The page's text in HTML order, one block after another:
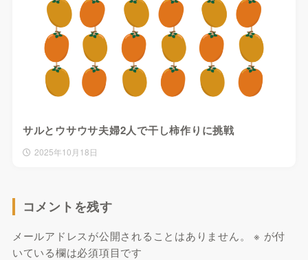
サルとウサウサ夫婦2人で干し柿作りに挑戦
2025年10月18日
コメントを残す
メールアドレスが公開されることはありません。 ※ が付
いている欄は必須項目です